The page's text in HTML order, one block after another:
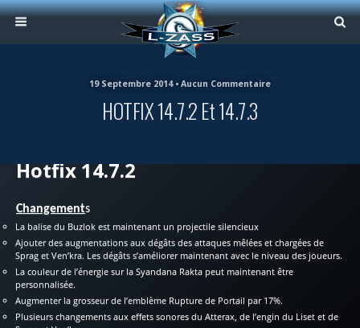
19 Septembre 2014 • Aucun Commentaire
HOTFIX 14.7.2 Et 14.7.3
Hotfix 14.7.2
Changements
La balise du Buzlok est maintenant un projectile silencieux
Ajouter des augmentations aux dégâts des attaques mêlées et chargées de
Sprag et Ven’kra. Les dégâts s’améliorer maintenant avec le niveau des joueurs.
La couleur de l’énergie sur la Syandana Rakta peut maintenant être
personnalisée.
Augmenter la grosseur de l’emblème Rupture de Portail par 17%.
Plusieurs changements aux effets sonores du Atterax, de l’engin du Liset et de